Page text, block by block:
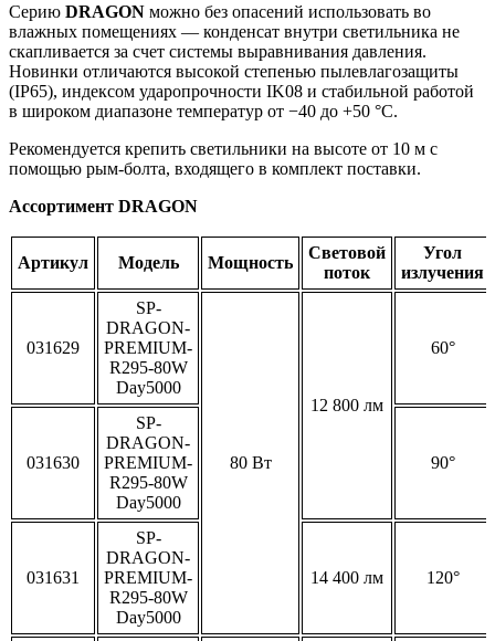
Серию DRAGON можно без опасений использовать во
влажных помещениях — конденсат внутри светильника не
скапливается за счет системы выравнивания давления.
Новинки отличаются высокой степенью пылевлагозащиты
(IP65), индексом ударопрочности IK08 и стабильной работой
в широком диапазоне температур от −40 до +50 °C.
Рекомендуется крепить светильники на высоте от 10 м с
помощью рым-болта, входящего в комплект поставки.
Ассортимент DRAGON
Артикул Модель Мощность
Световой
поток
Угол
излучения
031629
SP-
DRAGON-
PREMIUM-
R295-80W
Day5000
80 Вт
12 800 лм
60°
031630
SP-
DRAGON-
PREMIUM-
R295-80W
Day5000
90°
031631
SP-
DRAGON-
PREMIUM-
R295-80W
Day5000
14 400 лм 120°